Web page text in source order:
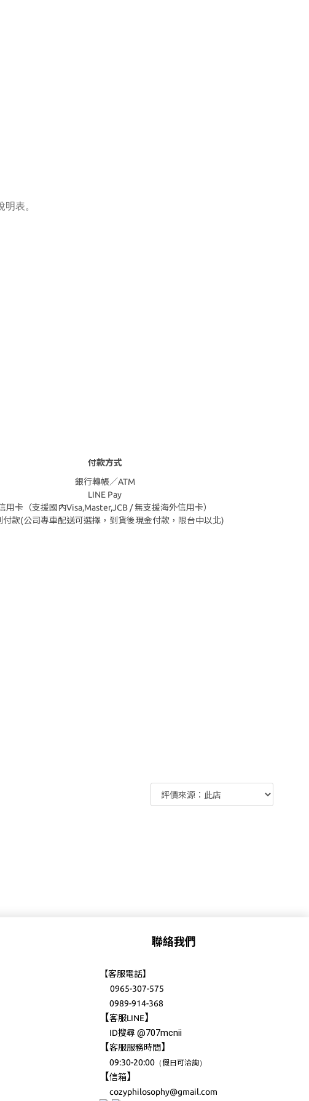
表。
付款方式
銀行轉帳／ATM
LINE Pay
用卡（支援國內Visa,Master,JCB / 無支援海外信用卡）
付款(公司專車配送可選擇，到貨後現金付款，限台中以北)
聯絡我們
【客服電話】
0965-307-575
0989-914-368
【客服LINE】
ID搜尋@707mcnii
【客服服務時間 】
09:30-20:00 （假日可洽詢）
【信箱】
cozyphilosophy@gmail.com